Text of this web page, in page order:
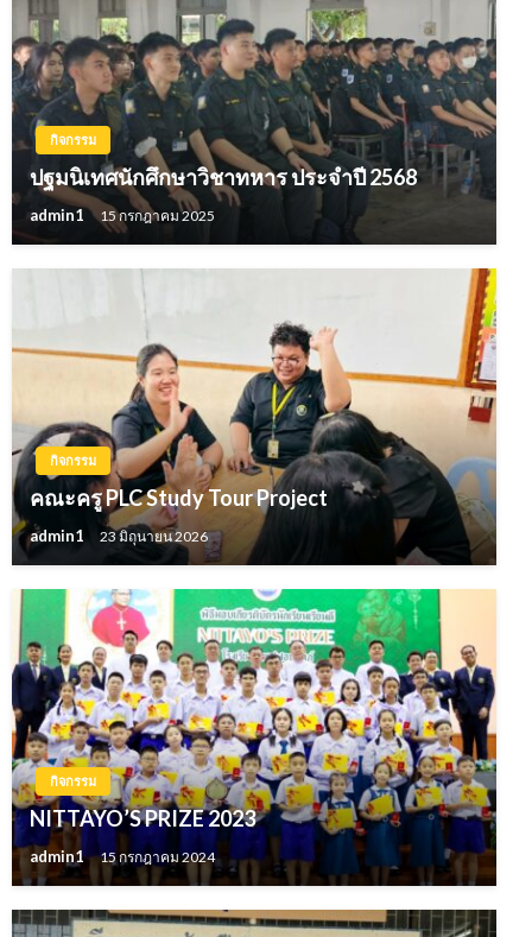
กิจกรรม
ปฐมนิเทศนักศึกษาวิชาทหาร ประจำปี 2568
admin1 15 กรกฎาคม 2025
กิจกรรม
คณะครู PLC Study Tour Project
admin1 23 มิถุนายน 2026
กิจกรรม
NITTAYO’S PRIZE 2023
admin1 15 กรกฎาคม 2024